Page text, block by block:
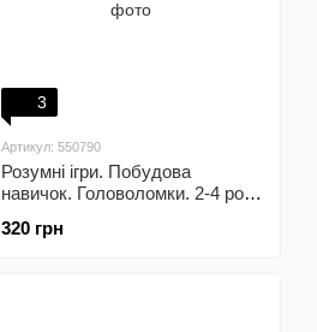
3
Артикул: 550790
Розумні ігри. Побудова
навичок. Головоломки. 2-4 роки
сторінки для малювання /
320 грн